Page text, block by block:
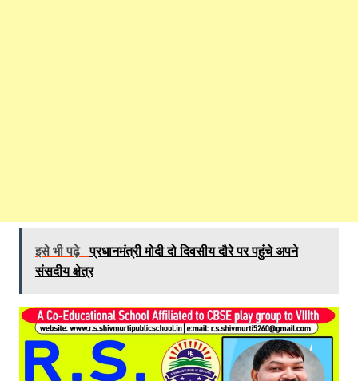
इसे भी पढ़े प्रधानमंत्री मोदी दो दिवसीय दौरे पर पहुंचे अपने
संसदीय क्षेत्र